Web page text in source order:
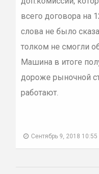
всего договора на
слова не было
толком не смогли
Машина в итоге
дороже рыночной
работают.
Сентябрь 9, 2018 10:55